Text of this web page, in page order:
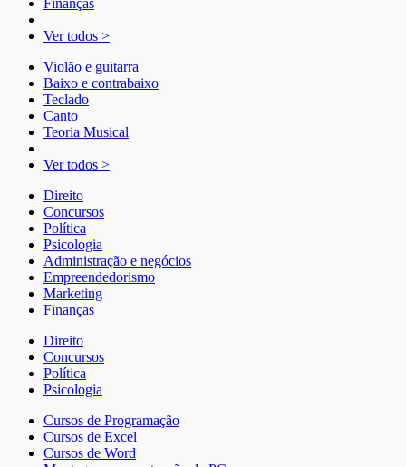
Finanças
Ver todos >
Violão e guitarra
Baixo e contrabaixo
Teclado
Canto
Teoria Musical
Ver todos >
Direito
Concursos
Política
Psicologia
Administração e negócios
Empreendedorismo
Marketing
Finanças
Direito
Concursos
Política
Psicologia
Cursos de Programação
Cursos de Excel
Cursos de Word